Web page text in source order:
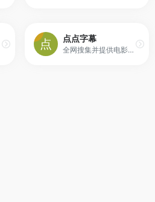
点点字幕
全网搜集并提供电影及美剧的中文字幕下载，包含各大字幕组版本的SRT字幕、ASS字幕以及SUB字幕等版本，为MKV电影匹配外挂特效字幕。